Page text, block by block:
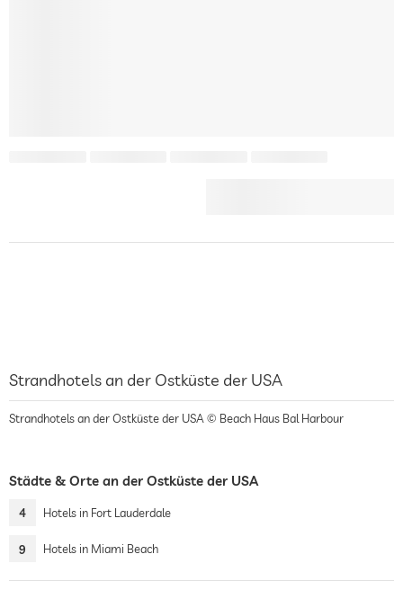
Strandhotels an der Ostküste der USA
Strandhotels an der Ostküste der USA © Beach Haus Bal Harbour
Städte & Orte an der Ostküste der USA
4 Hotels in Fort Lauderdale
9 Hotels in Miami Beach